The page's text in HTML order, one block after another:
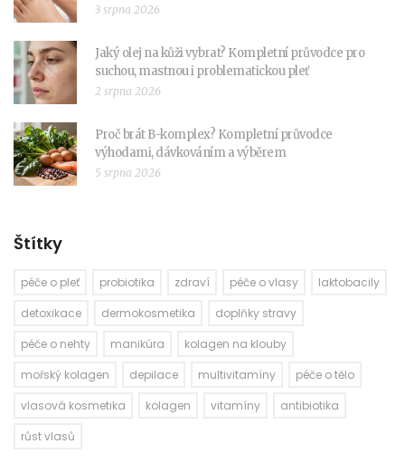
3 srpna 2026
Jaký olej na kůži vybrat? Kompletní průvodce pro
suchou, mastnou i problematickou pleť
2 srpna 2026
Proč brát B-komplex? Kompletní průvodce
výhodami, dávkováním a výběrem
5 srpna 2026
Štítky
péče o pleť probiotika zdraví péče o vlasy
laktobacily
detoxikace
dermokosmetika
doplňky stravy
péče o nehty
manikúra
kolagen na klouby
mořský kolagen
depilace multivitamíny
péče o tělo
vlasová kosmetika
kolagen vitamíny
antibiotika
růst vlasů